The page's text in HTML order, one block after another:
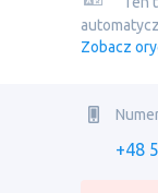
Zobacz
+48